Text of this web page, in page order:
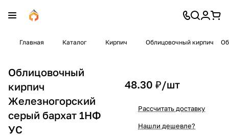
Главная Каталог Кирпич Облицовочный кирпич
Облицовочный
кирпич
Железногорский
серый бархат 1НФ
УС
48.30 ₽/шт
Рассчитать доставку
Нашли дешевле?